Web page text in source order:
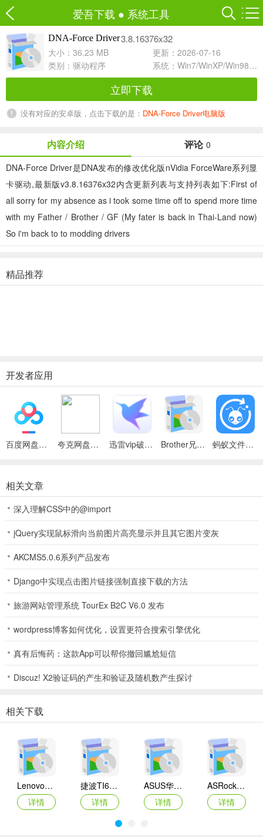
爱吾下载 ● 系统工具
DNA-Force Driver3.8.16376x32
大小：36.23 MB
更新：2026-07-16
类别： 驱动程序 系统：Win7/WinXP/Win98/Win8/Win10兼容软件
立即下载
没有对应的安卓版，点击下载的是： DNA-Force Driver电脑版
内容介绍 评论 0
DNA-Force Driver是DNA发布的修改优化版nVidia ForceWare系列显
卡驱动,最新版v3.8.16376x32内含更新列表与支持列表如下:First of
all sorry for my absence as i took some time off to spend more time
with my Father / Brother / GF (My fater is back in Thai-Land now)
So i'm back to to modding drivers
精品推荐
开发者应用
百度网盘绿色免安装Pc电脑版 夸克网盘官方正式版 迅雷vip破解版永久会员2024版 Brother兄弟 MFC-8480DN多功能一体机ISIS驱动 蚂蚁文件（数据恢复大师）
相关文章
深入理解CSS中的@import
jQuery实现鼠标滑向当前图片高亮显示并且其它图片变灰
AKCMS5.0.6系列产品发布
Django中实现点击图片链接强制直接下载的方法
旅游网站管理系统 TourEx B2C V6.0 发布
wordpress博客如何优化，设置更符合搜索引擎优化
真有后悔药：这款App可以帮你撤回尴尬短信
Discuz! X2验证码的产生和验证及随机数产生探讨
相关下载
Lenovo联想 Ideapad Z465/Z565系列笔记本 声卡驱动
详情
捷波TI61AG-A主板BIOS
详情
ASUS华硕F1A55-M LX3 R2.0主板BIOS
详情
ASRock华擎IMB-A160主板BIOS
详情